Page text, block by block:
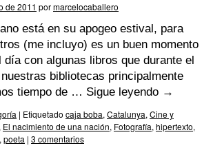
de 2011 pormarcelocaballero
está en su apogeo estival, para
(me incluyo) es un buen momento
día con algunas libros que durante el
bibliotecas principalmente
tiempo de … Sigue leyendo →
| Etiquetado caja boba, Catalunya, Cine y
El nacimiento de una nación, Fotografía, hipertexto,
, poeta | 3 comentarios